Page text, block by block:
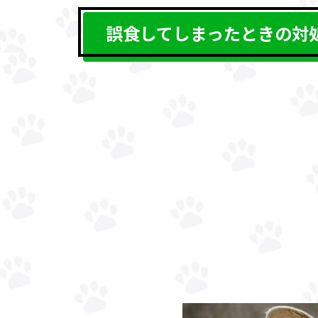
誤食してしまったときの対